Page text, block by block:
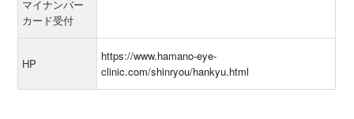
マイナンバー
カード受付
HP
https://www.hamano-eye-
clinic.com/shinryou/hankyu.html